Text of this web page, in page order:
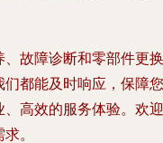
故障诊断和零部件更换
都能及时响应，保障您
高效的服务体验。欢迎
。